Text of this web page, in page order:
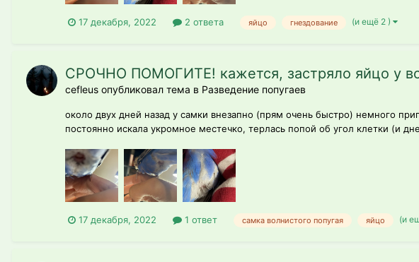
17 декабря, 2022 2 ответа яйцо гнездование (и ещё 2 )
СРОЧНО ПОМОГИТЕ! кажется, застряло яйцо у
cefleus опубликовал тема в Разведение попугаев
около двух дней назад у самки внезапно (прям очень быстро) немного
постоянно искала укромное местечко, терлась попой об угол клетки (и
17 декабря, 2022 1 ответ самка волнистого попугая яйцо (и